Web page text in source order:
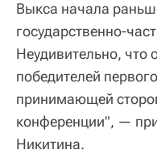
Выкса начала
государственно-
Неудивительно, что
победителей
принимающей
конференции", —
Никитина.